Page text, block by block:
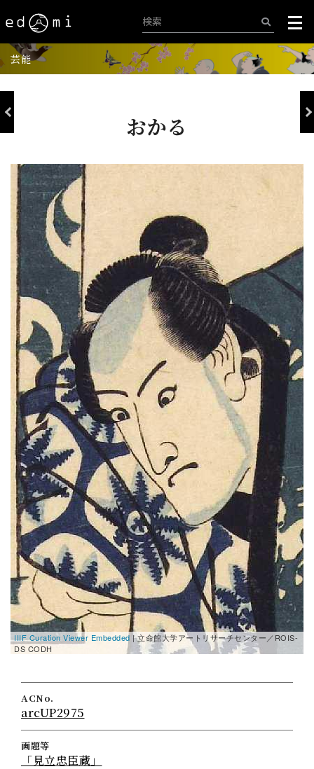
芸能
おかる
+
-
IIIF Curation Viewer Embedded | 立命館大学アートリサーチセンター／ROIS-
DS CODH
ACNo.
arcUP2975
画題等
「見立忠臣蔵」